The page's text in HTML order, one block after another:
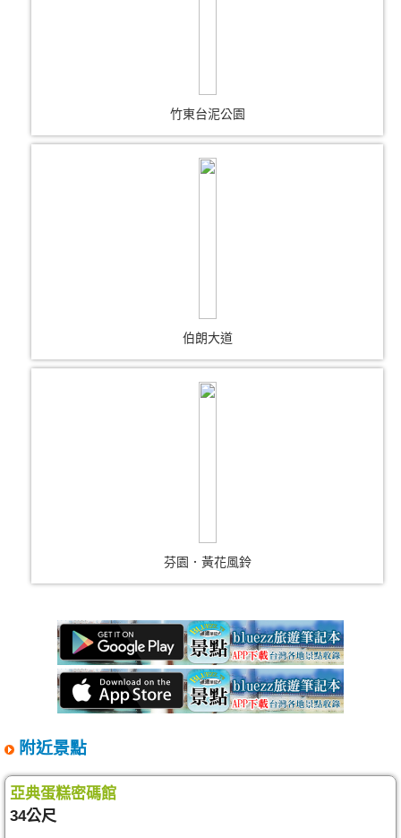
竹東台泥公園
伯朗大道
芬園．黃花風鈴
附近景點
亞典蛋糕密碼館
34公尺